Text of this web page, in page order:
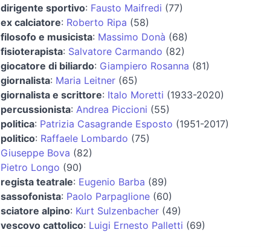
dirigente sportivo: Fausto Maifredi (77)
ex calciatore: Roberto Ripa (58)
filosofo e musicista: Massimo Donà (68)
fisioterapista: Salvatore Carmando (82)
giocatore di biliardo: Giampiero Rosanna (81)
giornalista: Maria Leitner (65)
giornalista e scrittore: Italo Moretti (1933-2020)
percussionista: Andrea Piccioni (55)
politica: Patrizia Casagrande Esposto (1951-2017)
politico: Raffaele Lombardo (75)
Giuseppe Bova (82)
Pietro Longo (90)
regista teatrale: Eugenio Barba (89)
sassofonista: Paolo Parpaglione (60)
sciatore alpino: Kurt Sulzenbacher (49)
vescovo cattolico: Luigi Ernesto Palletti (69)